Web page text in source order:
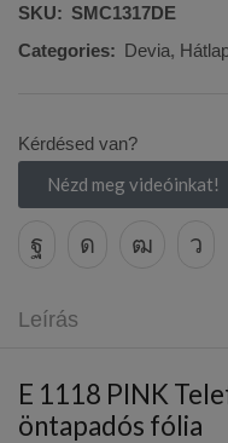
SKU: SMC1317DE
Categories: Devia,
Kérdésed van?
Nézd meg videóinkat!
Leírás
E 1118 PINK
öntapadós fólia